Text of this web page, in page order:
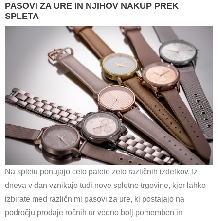
PASOVI ZA URE IN NJIHOV NAKUP PREK
SPLETA
Na spletu ponujajo celo paleto zelo različnih izdelkov. Iz
dneva v dan vznikajo tudi nove spletne trgovine, kjer lahko
izbirate med različnimi pasovi za ure, ki postajajo na
področju prodaje ročnih ur vedno bolj pomemben in